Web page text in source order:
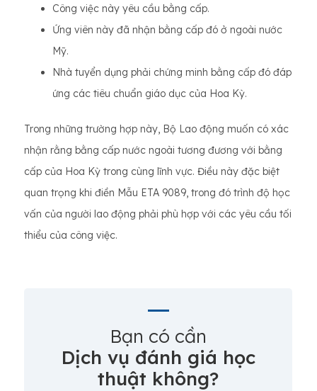
Công việc này yêu cầu bằng cấp.
Ứng viên này đã nhận bằng cấp đó ở ngoài nước
Mỹ.
Nhà tuyển dụng phải chứng minh bằng cấp đó đáp
ứng các tiêu chuẩn giáo dục của Hoa Kỳ.
Trong những trường hợp này, Bộ Lao động muốn có xác
nhận rằng bằng cấp nước ngoài tương đương với bằng
cấp của Hoa Kỳ trong cùng lĩnh vực. Điều này đặc biệt
quan trọng khi điền Mẫu ETA 9089, trong đó trình độ học
vấn của người lao động phải phù hợp với các yêu cầu tối
thiểu của công việc.
Bạn có cần
Dịch vụ đánh giá học
thuật không?